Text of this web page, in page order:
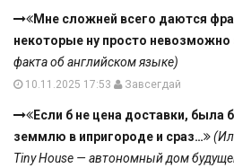
Мне сложней всего даются
некоторые ну просто
факта об английском языке)
10.11.2025 17:53 Завсегдай
Если б не цена доставки, была
земмлю в ипригороде и сраз…
Tiny House — автономный дом